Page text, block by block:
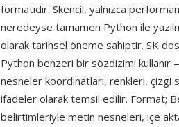
formatıdır. Skencil, yalnızca
neredeyse tamamen Python ile
olarak tarihsel öneme sahiptir. SK
Python benzeri bir sözdizimi
nesneler koordinatları, renkleri,
ifadeler olarak temsil edilir. Format;
belirtimleriyle metin nesneleri, içe